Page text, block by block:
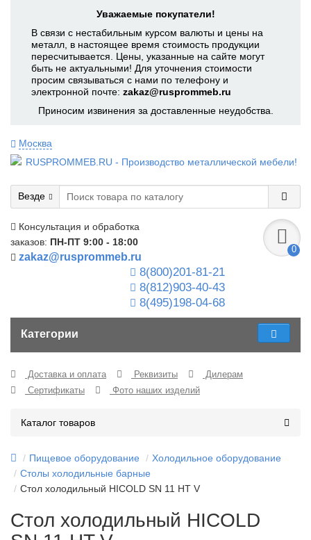
Уважаемые покупатели!
В связи с нестабильным курсом валюты и цены на
металл, в настоящее время стоимость продукции
пересчитывается. Цены, указанные на сайте могут
быть не актуальными! Для уточнения стоимости
просим связываться с нами по телефону и
электронной почте: zakaz@rusprommeb.ru
Приносим извинения за доставленные неудобства.
Москва
Везде
Консультация и обработка
заказов: ПН-ПТ 9:00 - 18:00
zakaz@rusprommeb.ru
8(800)201-81-21
8(812)903-40-43
8(495)198-04-68
0
Категории
Доставка и оплата Реквизиты
Дилерам
Сертификаты
Фото наших изделий
Каталог товаров
Пищевое оборудование
Холодильное оборудование
Столы холодильные барные
Стол холодильный HICOLD SN 11 HT V
Стол холодильный HICOLD